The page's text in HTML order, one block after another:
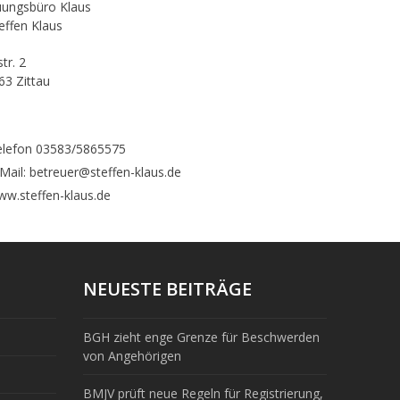
Klaus
Klaus
2
Zittau
03583/5865575
betreuer@steffen-klaus.de
klaus.de
NEUESTE BEITRÄGE
BGH zieht enge Grenze für Beschwerden
von Angehörigen
BMJV prüft neue Regeln für Registrierung,